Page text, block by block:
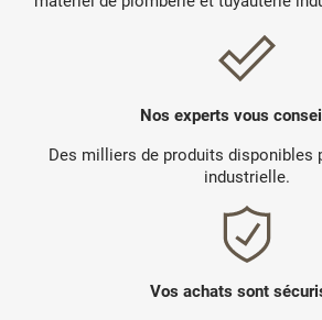
Nos experts vous
Des milliers de produits disponibles
industrielle.
Vos achats sont